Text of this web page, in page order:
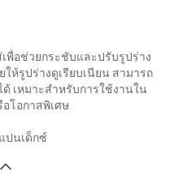
พื่อช่วยกระชับและปรับรูปร่าง
ห้รูปร่างดูเรียบเนียน สามารถ
ด้ เหมาะสำหรับการใช้งานใน
โอกาสพิเศษ
ปนเด็กซ์